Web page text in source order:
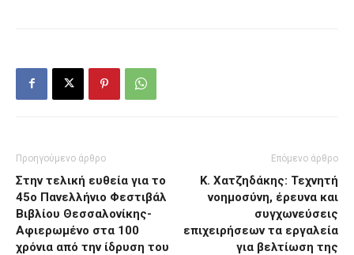
Προηγούμενο άρθρο
Στην τελική ευθεία για το
45ο Πανελλήνιο Φεστιβάλ
Βιβλίου Θεσσαλονίκης-
Αφιερωμένο στα 100
χρόνια από την ίδρυση του
Επόμενο άρθρο
Κ. Χατζηδάκης: Τεχνητή
νοημοσύνη, έρευνα και
συγχωνεύσεις
επιχειρήσεων τα εργαλεία
για βελτίωση της